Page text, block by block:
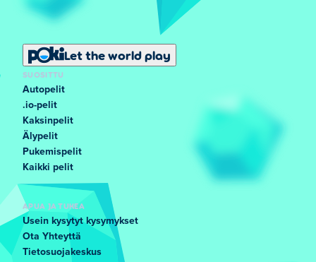
Let the world play
SUOSITTU
Autopelit
.io-pelit
Kaksinpelit
Älypelit
Pukemispelit
Kaikki pelit
APUA JA TUKEA
Usein kysytyt kysymykset
Ota Yhteyttä
Tietosuojakeskus